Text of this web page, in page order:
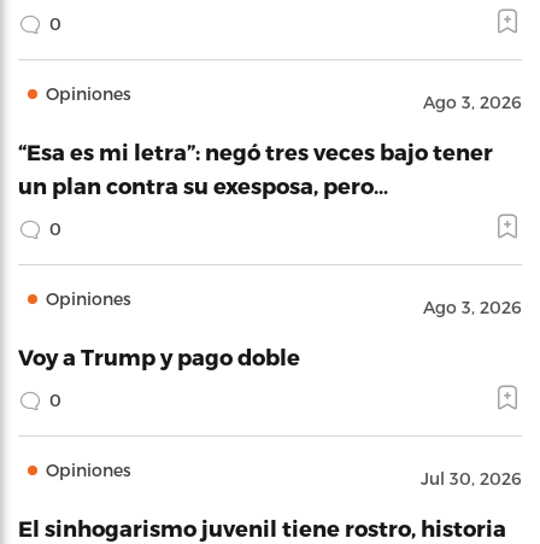
0
Opiniones Ago 3, 2026
“Esa es mi letra”: negó tres veces bajo tener
un plan contra su exesposa, pero…
0
Opiniones Ago 3, 2026
Voy a Trump y pago doble
0
Opiniones Jul 30, 2026
El sinhogarismo juvenil tiene rostro, historia